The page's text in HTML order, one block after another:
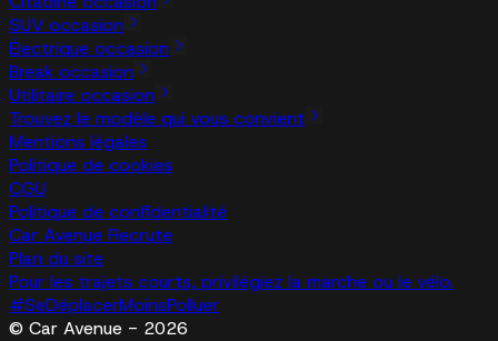
SUV occasion
Électrique occasion
Break occasion
Utilitaire occasion
Trouvez le modèle qui vous convient
Mentions légales
Politique de cookies
CGU
Politique de confidentialité
Car Avenue Recrute
Plan du site
Pour les trajets courts, privilégiez la marche ou le vélo.
#SeDéplacerMoinsPolluer
© Car Avenue - 2026